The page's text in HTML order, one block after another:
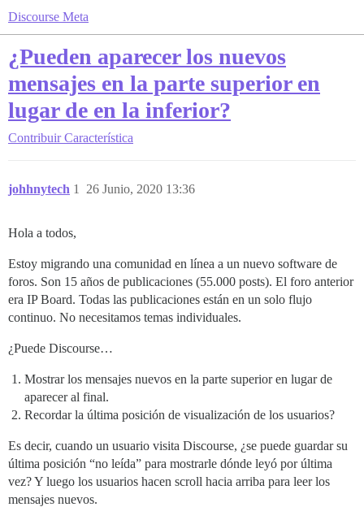
Discourse Meta
¿Pueden aparecer los nuevos
mensajes en la parte superior en
lugar de en la inferior?
Contribuir Característica
johhnytech 26 Junio, 2020 13:36
1
Hola a todos,
Estoy migrando una comunidad en línea a un nuevo software de
foros. Son 15 años de publicaciones (55.000 posts). El foro anterior
era IP Board. Todas las publicaciones están en un solo flujo
continuo. No necesitamos temas individuales.
¿Puede Discourse…
Mostrar los mensajes nuevos en la parte superior en lugar de
aparecer al final.
Recordar la última posición de visualización de los usuarios?
Es decir, cuando un usuario visita Discourse, ¿se puede guardar su
última posición “no leída” para mostrarle dónde leyó por última
vez? Y luego los usuarios hacen scroll hacia arriba para leer los
mensajes nuevos.